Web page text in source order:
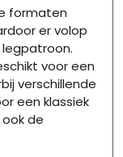
formaten
er volop
voor een
verschillende
een klassiek
de